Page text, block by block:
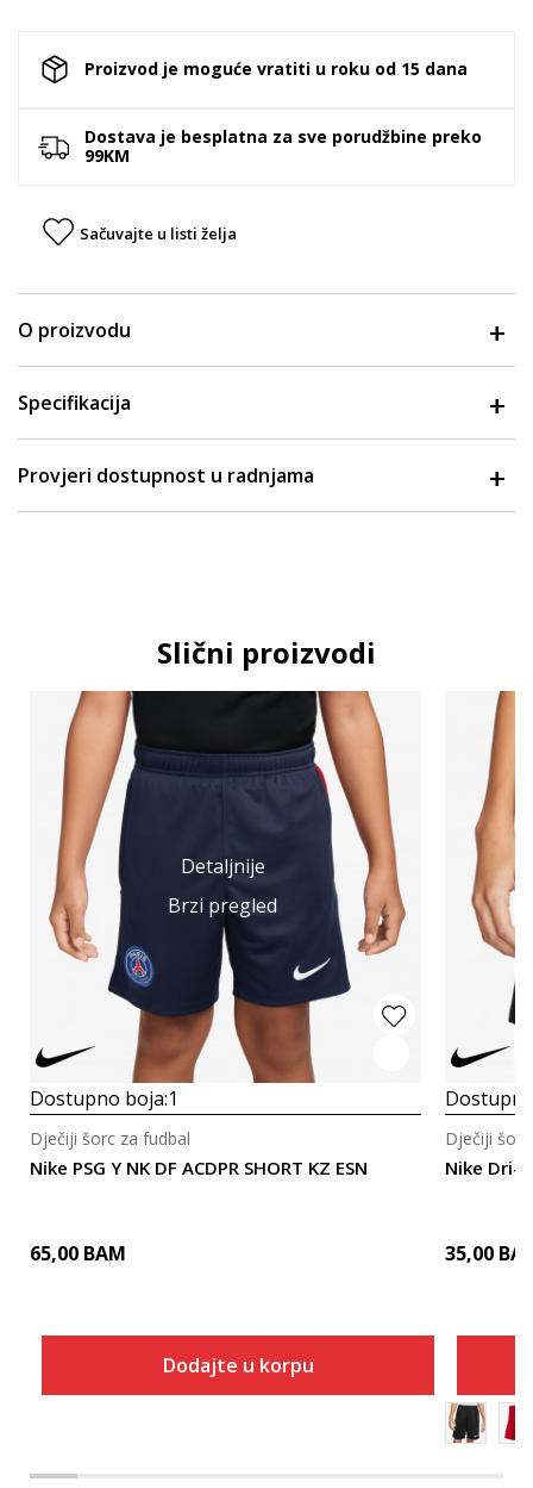
Proizvod je moguće vratiti u roku od 15 dana
Dostava je besplatna za sve porudžbine preko
99KM
Sačuvajte u listi želja
O proizvodu
Specifikacija
Provjeri dostupnost u radnjama
Slični proizvodi
Detaljnije
Brzi pregled
Dostupno boja:1
Nike PSG Y NK DF ACDPR SHORT KZ ESN
Dječiji šorc za fudbal
65,00 BAM
Dodajte u korpu
Nike Dri-
Dječiji
35,00